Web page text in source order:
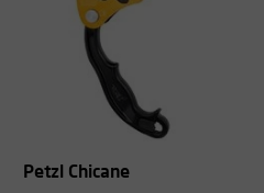
Petzl Chicane